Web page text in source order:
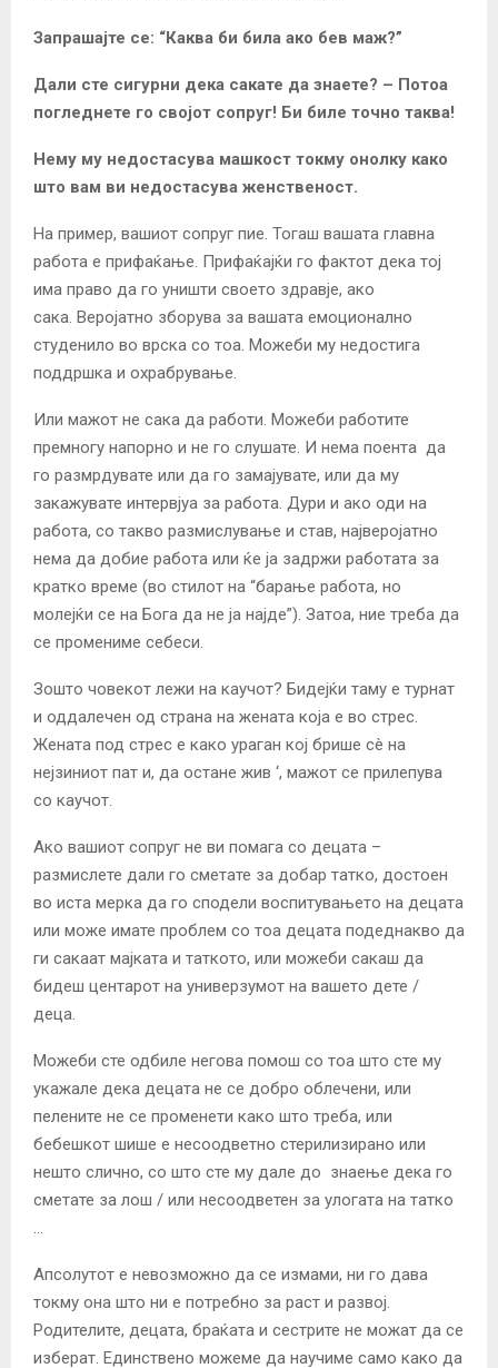
Запрашајте се: “Каква би била ако бев маж?”
Дали сте сигурни дека сакате да знаете? – Потоа
погледнете го својот сопруг! Би биле точно таква!
Нему му недостасува машкост токму онолку како
што вам ви недостасува женственост.
На пример, вашиот сопруг пие. Тогаш вашата главна
работа е прифаќање. Прифаќајќи го фактот дека тој
има право да го уништи своето здравје, ако
сака. Веројатно зборува за вашата емоционално
студенило во врска со тоа. Можеби му недостига
поддршка и охрабрување.
Или мажот не сака да работи. Можеби работите
премногу напорно и не го слушате. И нема поента да
го размрдувате или да го замајувате, или да му
закажувате интервјуа за работа. Дури и ако оди на
работа, со такво размислување и став, најверојатно
нема да добие работа или ќе ја задржи работата за
кратко време (во стилот на “барање работа, но
молејќи се на Бога да не ја најде”). Затоа, ние треба да
се промениме себеси.
Зошто човекот лежи на каучот? Бидејќи таму е турнат
и оддалечен од страна на жената која е во стрес.
Жената под стрес е како ураган кој брише сè на
нејзиниот пат и, да остане жив ‘, мажот се прилепува
со каучот.
Ако вашиот сопруг не ви помага со децата –
размислете дали го сметате за добар татко, достоен
во иста мерка да го сподели воспитувањето на децата
или може имате проблем со тоа децата подеднакво да
ги сакаат мајката и таткото, или можеби сакаш да
бидеш центарот на универзумот на вашето дете /
деца.
Можеби сте одбиле негова помош со тоа што сте му
укажале дека децата не се добро облечени, или
пелените не се променети како што треба, или
бебешкот шише е несоодветно стерилизирано или
нешто слично, со што сте му дале до знаење дека го
сметате за лош / или несоодветен за улогата на татко
…
Апсолутот е невозможно да се измами, ни го дава
токму она што ни е потребно за раст и развој.
Родителите, децата, браќата и сестрите не можат да се
изберат. Единствено можеме да научиме само како да